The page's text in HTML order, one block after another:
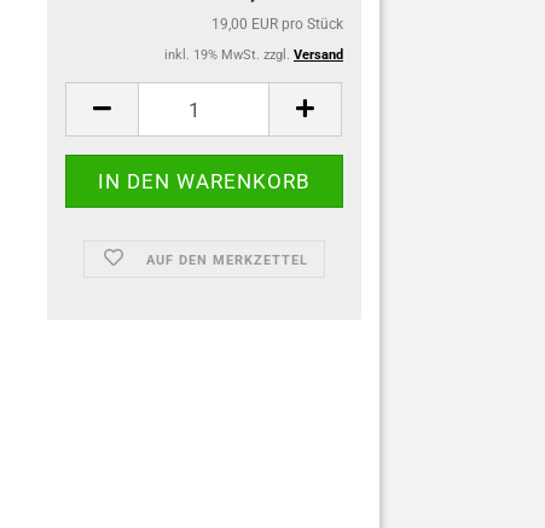
19,00 EUR pro Stück
inkl. 19% MwSt. zzgl. Versand
AUF DEN MERKZETTEL